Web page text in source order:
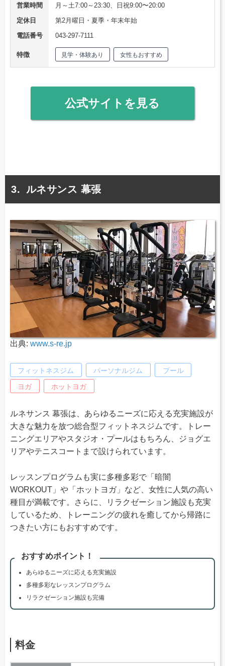
営業時間
月～土7:00～23:30、日祝9:00〜20:00
定休日
第2月曜日・夏季・年末年始
電話番号
043-297-7111
特徴 見学・体験あり 女性もおすすめ
公式サイトを見る
ルネサンス 幕張
出典: www.s-re.jp
フィットネスジム パーソナルジム プール
ヨガ ホットヨガ
ルネサンス 幕張は、あらゆるニーズに応える充実施設が
大きな魅力を放つ総合型フィットネスジムです。トレー
ニングエリアやスタジオ・プールはもちろん、ジョグエ
リアやテニスコートまで設けられています。
レッスンプログラムも実に多種多彩で「暗闇
WORKOUT」や「ホットヨガ」など、女性に人気の高い
種目が満載です。さらに、リラクゼーション施設も充実
しているため、トレーニングの疲れを癒してから帰路に
つきたい方にもおすすめです。
おすすめポイント！
あらゆるニーズに応える充実施設
多種多彩なレッスンプログラム
リラクゼーション施設も完備
料金